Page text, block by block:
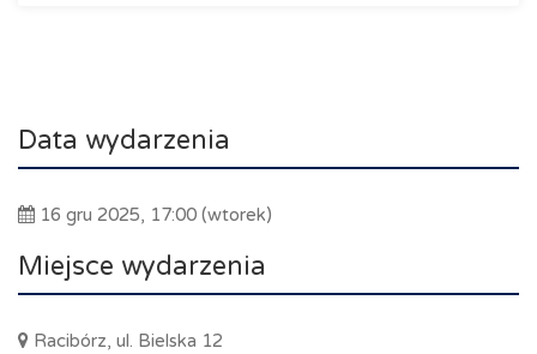
Data wydarzenia
16 gru 2025, 17:00 (wtorek)
Miejsce wydarzenia
Racibórz, ul. Bielska 12